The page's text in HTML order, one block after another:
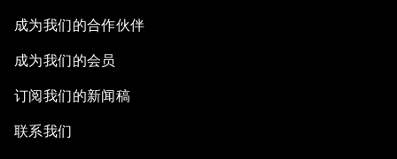
成为我们的合作伙伴
成为我们的会员
订阅我们的新闻稿
联系我们